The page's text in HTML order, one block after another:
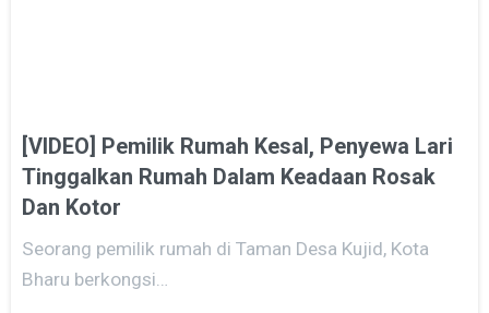
[VIDEO] Pemilik Rumah Kesal, Penyewa Lari
Tinggalkan Rumah Dalam Keadaan Rosak
Dan Kotor
Seorang pemilik rumah di Taman Desa Kujid, Kota
Bharu berkongsi…